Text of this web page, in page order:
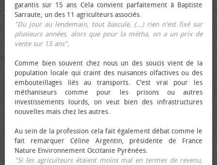
garantis sur 15 ans Cela convient parfaitement à Baptiste
Sarraute, un des 11 agriculteurs associés.
"Du jour au lendemain, tout bascule, (...) rien n'est fixé sur
plusieurs années, alors que pour la métha, on a un prix de
vente sur 15 ans".
Comme bien souvent chez nous un des soucis vient de la
population locale qui craint des nuisances olfactives ou des
embouteillages liés au transports. C'est vrai pour les
méthaniseurs comme pour les prisons ou autres
investissements lourds, on veut bien des infrastructures
nouvelles mais chez les autres.
Au sein de la profession cela fait également débat comme le
fait remarquer Céline Argentin, présidente de France
Nature Environnement Occitanie Pyrénées.
"Si les agriculteurs étaient moins mal en termes de revenu,